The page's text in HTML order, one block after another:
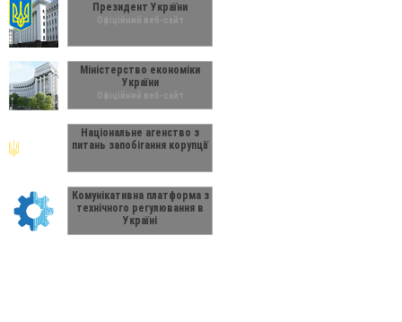
Президент України
Офіційний веб-сайт
Міністерство економіки
України
Офіційний веб-сайт
Національне агенство з
питань запобігання корупції
Комунікативна платформа з
технічного регулювання в
Україні